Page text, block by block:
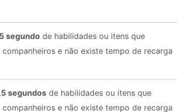
segundo de habilidades ou itens que
e não existe tempo de recarga
segundos de habilidades ou itens que
e não existe tempo de recarga